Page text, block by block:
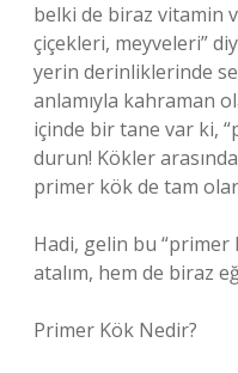
belki de biraz vitamin
çiçekleri, meyveleri”
yerin derinliklerinde
anlamıyla kahraman
içinde bir tane var ki,
durun! Kökler
primer kök de tam
Hadi, gelin bu “primer
atalım, hem de biraz
Primer Kök Nedir?